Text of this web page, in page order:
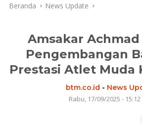
Beranda News Update
Amsakar
Pengembangan
Prestasi Atlet Muda
btm.co.id - News
Rabu, 17/09/2025 - 15:12